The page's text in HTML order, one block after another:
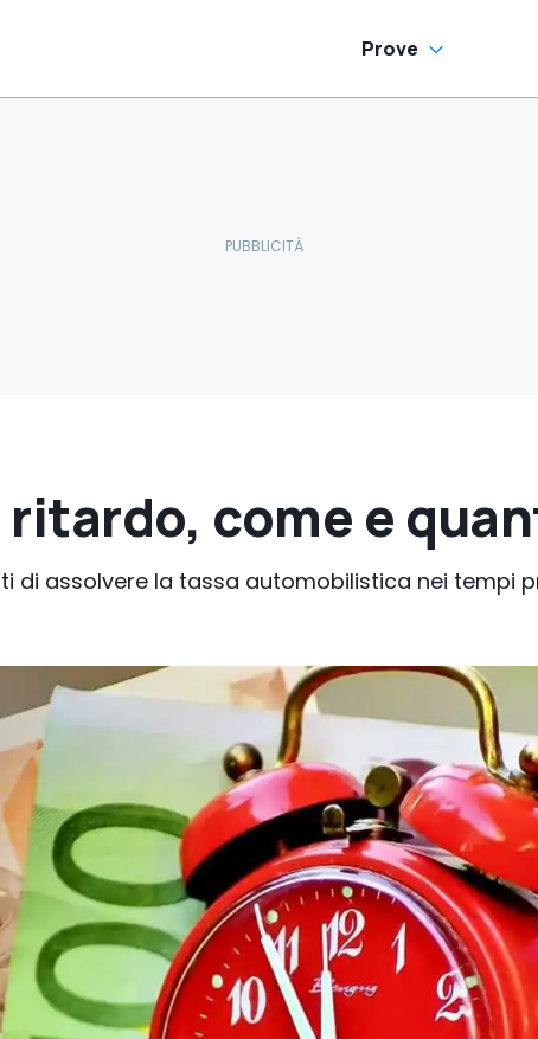
Prove
come e
di assolvere la tassa automobilistica nei tempi